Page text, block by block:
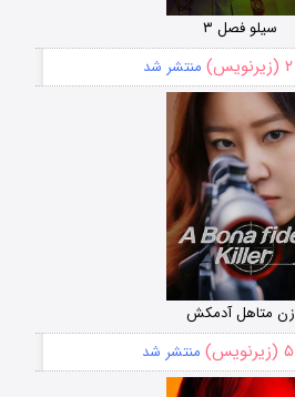
سیلو فصل ۳
۲ (زیرنویس) منتشر شد
زن متاهل آدمکش
۵ (زیرنویس) منتشر شد